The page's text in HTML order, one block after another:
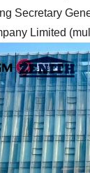
Secretary
Limited